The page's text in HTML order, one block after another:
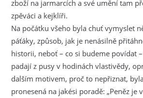
zboží na jarmarcích a své umění tam
zpěváci a kejklíři.
Na počátku všeho byla chuť vymyslet
páťáky, způsob, jak je nenásilně
historii, neboť – co si budeme povídat
padají z pusy v hodinách vlastivědy,
dalším motivem, proč to nepřiznat,
pronesená na jakési poradě: „Peněz je